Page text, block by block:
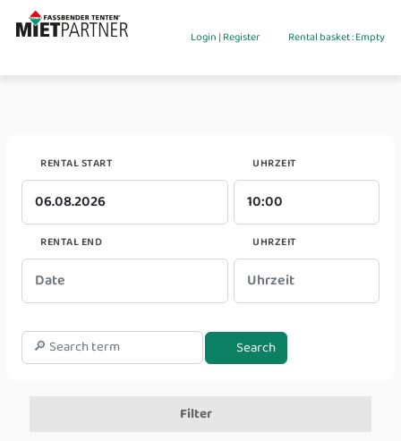
Login|Register Rental basket : Empty
RENTAL START UHRZEIT
RENTAL END UHRZEIT
Search
Filter